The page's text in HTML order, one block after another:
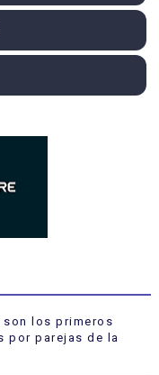
son los primeros
por parejas de la